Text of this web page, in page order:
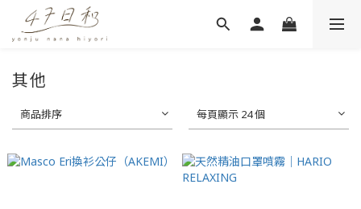
其他
商品排序 每頁顯示 24 個